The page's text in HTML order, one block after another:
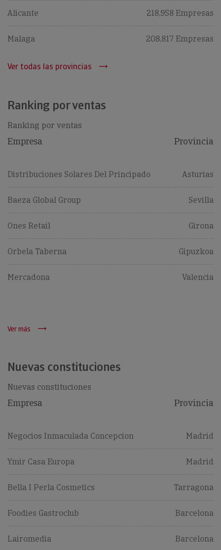
Alicante 218,958 Empresas
Malaga 208,817 Empresas
Ver todas las provincias
Ranking por ventas
Ranking por ventas
Empresa Provincia
Distribuciones Solares Del Principado Asturias
Baeza Global Group Sevilla
Ones Retail Girona
Orbela Taberna Gipuzkoa
Mercadona Valencia
Ver más
Nuevas constituciones
Nuevas constituciones
Empresa Provincia
Negocios Inmaculada Concepcion Madrid
Ymir Casa Europa Madrid
Bella I Perla Cosmetics Tarragona
Foodies Gastroclub Barcelona
Lairomedia Barcelona